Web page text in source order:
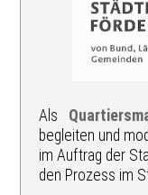
Als
begleiten und
im Auftrag der
den Prozess im